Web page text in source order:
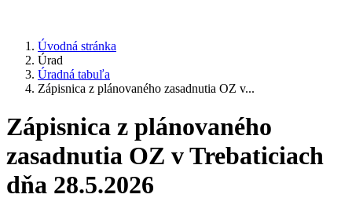
Úvodná stránka
Úrad
Úradná tabuľa
Zápisnica z plánovaného zasadnutia OZ v...
Zápisnica z plánovaného
zasadnutia OZ v Trebaticiach
dňa 28.5.2026